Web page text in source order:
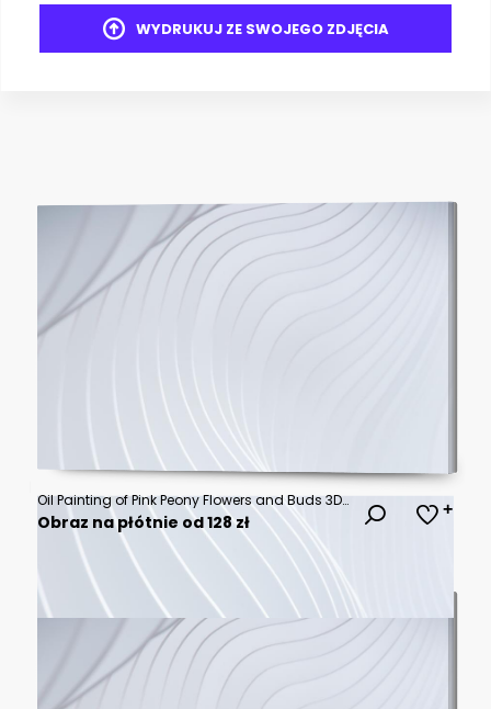
WYDRUKUJ ZE SWOJEGO ZDJĘCIA
Oil Painting of Pink Peony Flowers and Buds 3D Floral Relief Mural wallpape, floral landscapes. 3d floral art, floral wallpaper, Luxurious textile tile wall art
Obraz na płótnie od 128 zł